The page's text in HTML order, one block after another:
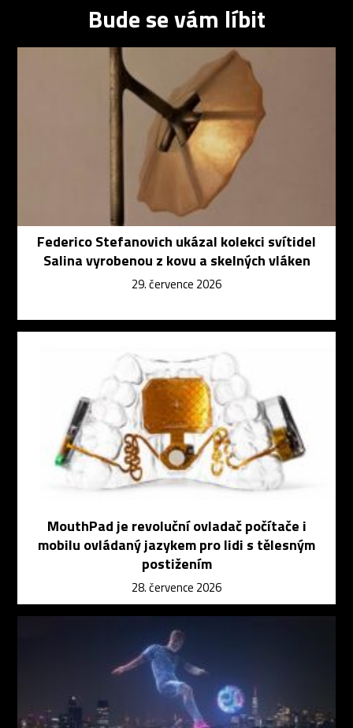
Bude se vám líbit
Federico Stefanovich ukázal kolekci svítidel
Salina vyrobenou z kovu a skelných vláken
29. července 2026
MouthPad je revoluční ovladač počítače i
mobilu ovládaný jazykem pro lidi s tělesným
postižením
28. července 2026